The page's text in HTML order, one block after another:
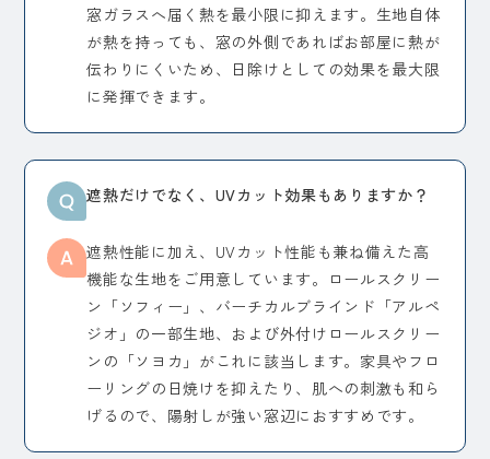
窓ガラスへ届く熱を最小限に抑えます。生地自体
が熱を持っても、窓の外側であればお部屋に熱が
伝わりにくいため、日除けとしての効果を最大限
に発揮できます。
遮熱だけでなく、UVカット効果もありますか？
遮熱性能に加え、UVカット性能も兼ね備えた高
機能な生地をご用意しています。ロールスクリー
ン「ソフィー」、バーチカルブラインド「アルペ
ジオ」の一部生地、および外付けロールスクリー
ンの「ソヨカ」がこれに該当します。家具やフロ
ーリングの日焼けを抑えたり、肌への刺激も和ら
げるので、陽射しが強い窓辺におすすめです。